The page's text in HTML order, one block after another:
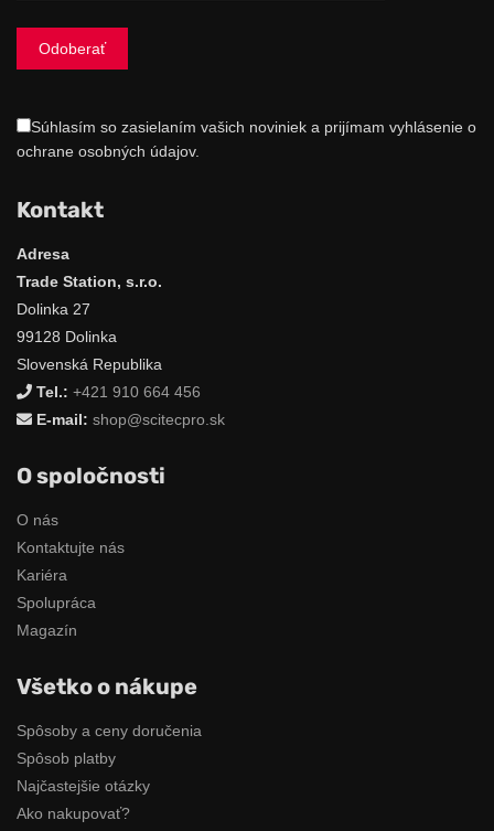
Súhlasím so zasielaním vašich noviniek a prijímam vyhlásenie o
ochrane osobných údajov.
Kontakt
Adresa
Trade Station, s.r.o.
Dolinka 27
99128 Dolinka
Slovenská Republika
Tel.: +421 910 664 456
E-mail: shop@scitecpro.sk
O spoločnosti
O nás
Kontaktujte nás
Kariéra
Spolupráca
Magazín
Všetko o nákupe
Spôsoby a ceny doručenia
Spôsob platby
Najčastejšie otázky
Ako nakupovať?